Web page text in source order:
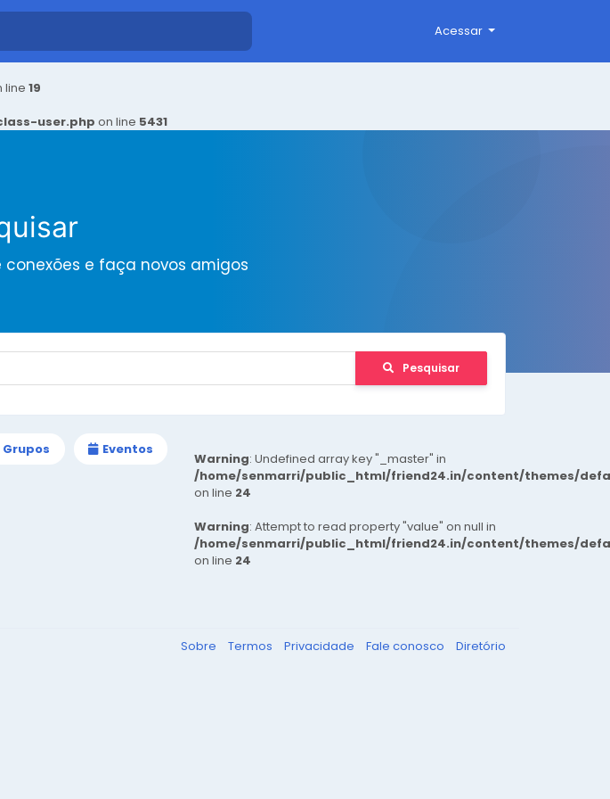
line 19
user.php on line 5431
Acessar
e faça novos amigos
Pesquisar
Grupos Eventos
Warning: Undefined array key "_master" in
/home/senmarri/public_html/friend24.in/content/themes/
on line 24
Warning: Attempt to read property "value" on null in
/home/senmarri/public_html/friend24.in/content/themes/
on line 24
Sobre Termos Privacidade Fale conosco Diretório